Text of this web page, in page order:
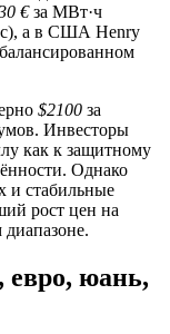
€за МВт·ч
а в США Henry
$2100 за
Инвесторы
как к защитному
Однако
и стабильные
рост цен на
юань,